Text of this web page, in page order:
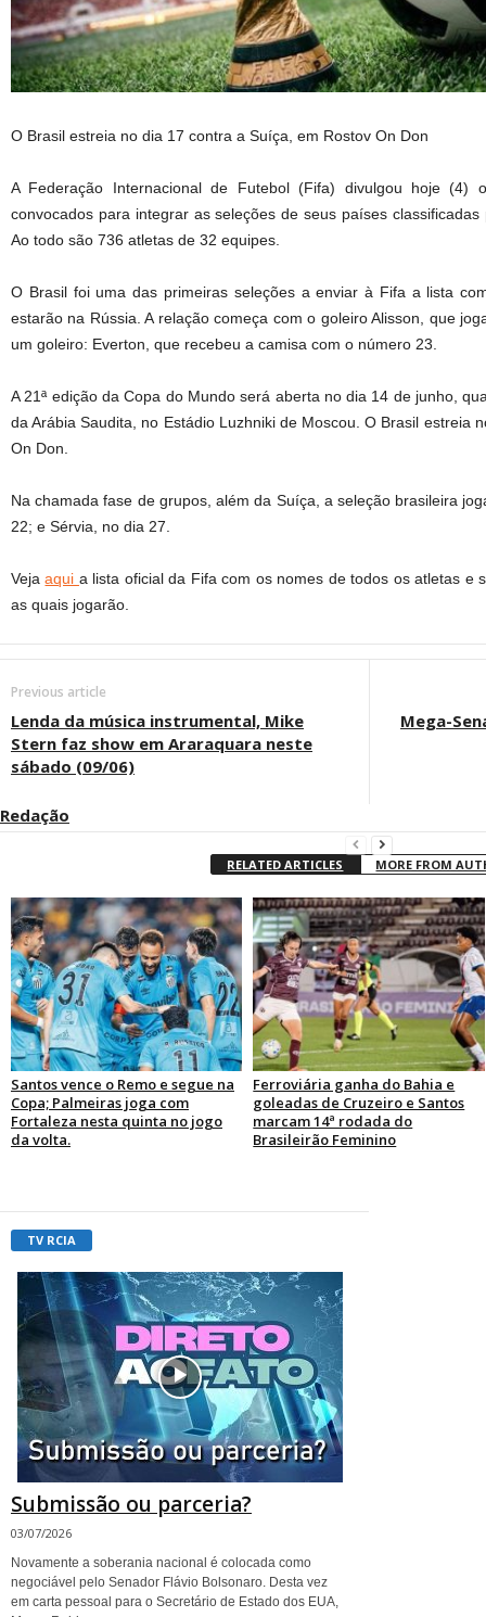
O Brasil estreia no dia 17 contra a Suíça, em Rostov On Don
A Federação Internacional de Futebol (Fifa) divulgou hoje (4)
convocados para integrar as seleções de seus países
Ao todo são 736 atletas de 32 equipes.
O Brasil foi uma das primeiras seleções a enviar à Fifa a lista
estarão na Rússia. A relação começa com o goleiro Alisson, que
um goleiro: Everton, que recebeu a camisa com o número 23.
A 21ª edição da Copa do Mundo será aberta no dia 14 de junho,
da Arábia Saudita, no Estádio Luzhniki de Moscou. O Brasil estreia
On Don.
Na chamada fase de grupos, além da Suíça, a seleção brasileira
22; e Sérvia, no dia 27.
Vejaaqui a lista oficial da Fifa com os nomes de todos os atletas e
as quais jogarão.
Previous article
Lenda da música instrumental, Mike
Stern faz show em Araraquara neste
sábado (09/06)
Mega-
Redação
RELATED ARTICLES MORE FROM
Santos vence o Remo e segue na
Copa; Palmeiras joga com
Fortaleza nesta quinta no jogo
da volta.
Ferroviária ganha do Bahia e
goleadas de Cruzeiro e Santos
marcam 14ª rodada do
Brasileirão Feminino
TV RCIA
Submissão ou parceria?
03/07/2026
Novamente a soberania nacional é colocada como
negociável pelo Senador Flávio Bolsonaro. Desta vez
em carta pessoal para o Secretário de Estado dos EUA,